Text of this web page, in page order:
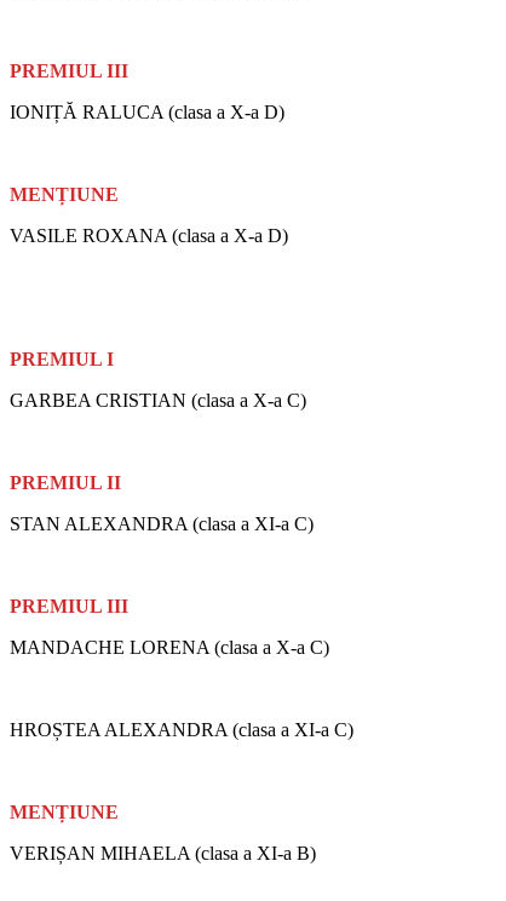
PREMIUL III
IONIȚĂ RALUCA (clasa a X-a D)
MENȚIUNE
VASILE ROXANA (clasa a X-a D)
PREMIUL I
GARBEA CRISTIAN (clasa a X-a C)
PREMIUL II
STAN ALEXANDRA (clasa a XI-a C)
PREMIUL III
MANDACHE LORENA (clasa a X-a C)
HROȘTEA ALEXANDRA (clasa a XI-a C)
MENȚIUNE
VERIȘAN MIHAELA (clasa a XI-a B)